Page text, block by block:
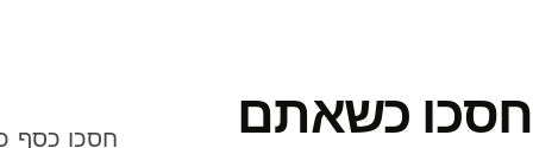
חסכו כשאתם